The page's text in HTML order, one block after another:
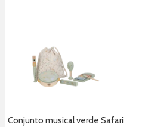
Conjunto musical verde Safari